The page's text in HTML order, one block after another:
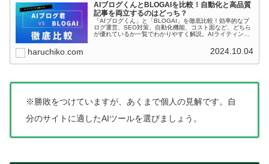
AIブログくんとBLOGAIを比較！自動化と高品質
記事を両立するのはどっち？
「AIブログくん」と「BLOGAI」を徹底比較！効率的なブ
ログ運営、SEO対策、自動化機能、コスト面など、どちら
が優れているか一覧でわかりやすく解説。AIライティング
haruchiko.com 2024.10.04
※勝敗をつけていますが、あくまで個人の見解です。自
分のサイトに適したAIツールを選びましょう。